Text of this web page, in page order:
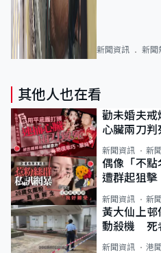
新聞資訊 新聞
其他人也在看
勸未婚夫
心臟兩刀
新聞資訊 新
偶像「不
遭群起狙
新聞資訊 新
黃大仙上
動殺機 死
斃
新聞資訊 港聞